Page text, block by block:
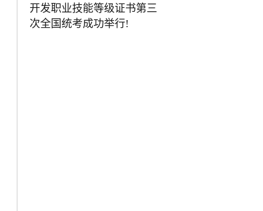
开发职业技能等级证书第三
次全国统考成功举行!